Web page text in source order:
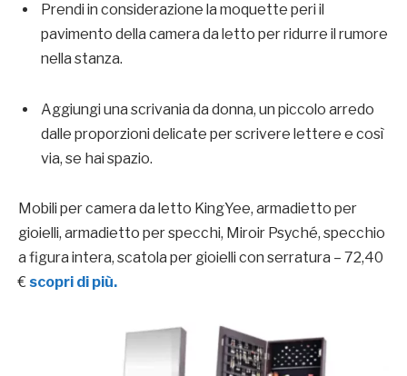
Prendi in considerazione la moquette peri il
pavimento della camera da letto per ridurre il rumore
nella stanza.
Aggiungi una scrivania da donna, un piccolo arredo
dalle proporzioni delicate per scrivere lettere e così
via, se hai spazio.
Mobili per camera da letto KingYee, armadietto per
gioielli, armadietto per specchi, Miroir Psyché, specchio
a figura intera, scatola per gioielli con serratura – 72,40
€ scopri di più.